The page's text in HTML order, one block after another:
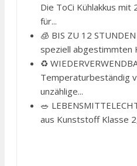
Die ToCi Kühlakkus mit
für...
🧊 BIS ZU 12
speziell abgestimmten
♻️
Temperaturbeständig
unzählige...
🥗
aus Kunststoff Klasse